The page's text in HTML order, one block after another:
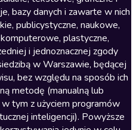
bazy danych i zawarte w nich
publicystyczne, naukowe,
plastyczne,
i jednoznacznej zgody
w Warszawie, będącej
bez względu na sposób ich
metodę (manualną lub
tym z użyciem programów
inteligencji). Powyższe